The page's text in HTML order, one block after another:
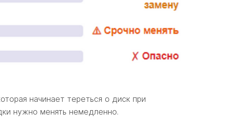
начинает тереться о диск при
нужно менять немедленно.